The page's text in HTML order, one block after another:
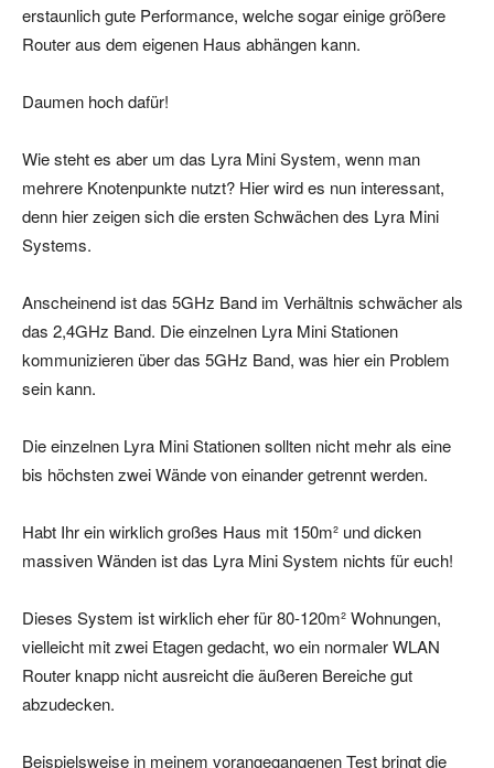
erstaunlich gute Performance, welche sogar einige größere
Router aus dem eigenen Haus abhängen kann.
Daumen hoch dafür!
Wie steht es aber um das Lyra Mini System, wenn man
mehrere Knotenpunkte nutzt? Hier wird es nun interessant,
denn hier zeigen sich die ersten Schwächen des Lyra Mini
Systems.
Anscheinend ist das 5GHz Band im Verhältnis schwächer als
das 2,4GHz Band. Die einzelnen Lyra Mini Stationen
kommunizieren über das 5GHz Band, was hier ein Problem
sein kann.
Die einzelnen Lyra Mini Stationen sollten nicht mehr als eine
bis höchsten zwei Wände von einander getrennt werden.
Habt Ihr ein wirklich großes Haus mit 150m² und dicken
massiven Wänden ist das Lyra Mini System nichts für euch!
Dieses System ist wirklich eher für 80-120m² Wohnungen,
vielleicht mit zwei Etagen gedacht, wo ein normaler WLAN
Router knapp nicht ausreicht die äußeren Bereiche gut
abzudecken.
Beispielsweise in meinem vorangegangenen Test bringt die